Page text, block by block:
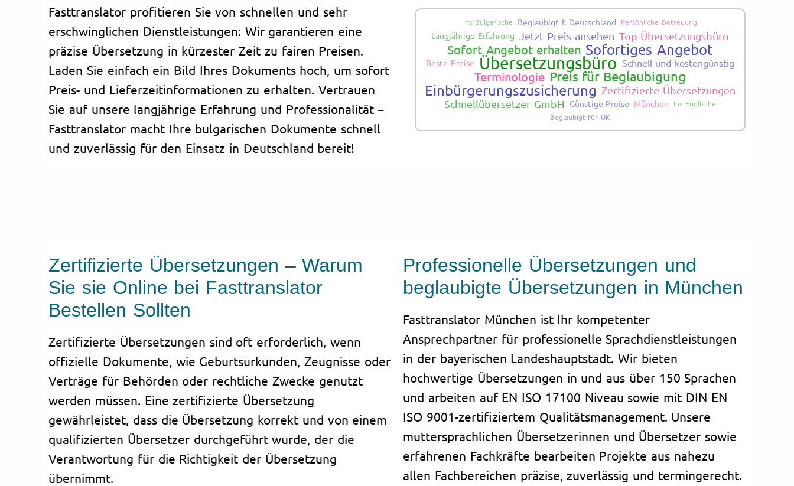
Fasttranslator profitieren Sie von schnellen und sehr
erschwinglichen Dienstleistungen: Wir garantieren eine
präzise Übersetzung in kürzester Zeit zu fairen Preisen.
Laden Sie einfach ein Bild Ihres Dokuments hoch, um sofort
Preis- und Lieferzeitinformationen zu erhalten. Vertrauen
Sie auf unsere langjährige Erfahrung und Professionalität –
Fasttranslator macht Ihre bulgarischen Dokumente schnell
und zuverlässig für den Einsatz in Deutschland bereit!
Ins Bulgarische Beglaubigt f. Deutschland Persönliche Betreuung
Langjährige Erfahrung Jetzt Preis ansehen Top-Übersetzungsbüro
Sofort Angebot erhalten Sofortiges Angebot
Beste Preise Übersetzungsbüro Schnell und kostengünstig
Terminologie Preis für Beglaubigung
Einbürgerungszusicherung Zertifizierte Übersetzungen
Schnellübersetzer GmbH
Günstige Preise München
Ins Englische
Beglaubigt für UK
Zertifizierte Übersetzungen – Warum
Sie sie Online bei Fasttranslator
Bestellen Sollten
Zertifizierte Übersetzungen sind oft erforderlich, wenn
offizielle Dokumente, wie Geburtsurkunden, Zeugnisse oder
Verträge für Behörden oder rechtliche Zwecke genutzt
werden müssen. Eine zertifizierte Übersetzung
gewährleistet, dass die Übersetzung korrekt und von einem
qualifizierten Übersetzer durchgeführt wurde, der die
Verantwortung für die Richtigkeit der Übersetzung
übernimmt.
Professionelle Übersetzungen und
beglaubigte Übersetzungen in München
Fasttranslator München ist Ihr kompetenter
Ansprechpartner für professionelle Sprachdienstleistungen
in der bayerischen Landeshauptstadt. Wir bieten
hochwertige Übersetzungen in und aus über 150 Sprachen
und arbeiten auf EN ISO 17100 Niveau sowie mit DIN EN
ISO 9001-zertifiziertem Qualitätsmanagement. Unsere
muttersprachlichen Übersetzerinnen und Übersetzer sowie
erfahrenen Fachkräfte bearbeiten Projekte aus nahezu
allen Fachbereichen präzise, zuverlässig und termingerecht.